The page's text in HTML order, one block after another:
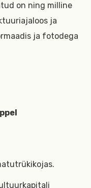
on ning milline
ja
ja fotodega